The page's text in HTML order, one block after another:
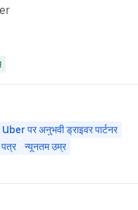
Uber पर अनुभवी ड्राइवर पार्टनर
न्यूनतम उम्र